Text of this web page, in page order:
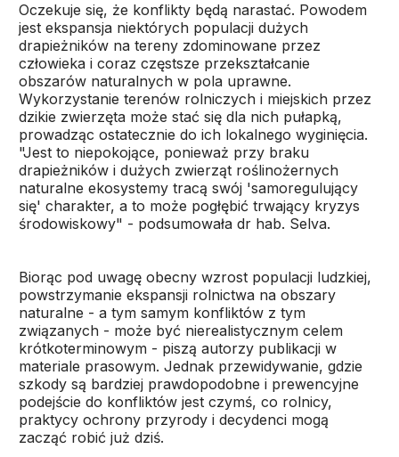
Oczekuje się, że konflikty będą narastać. Powodem
jest ekspansja niektórych populacji dużych
drapieżników na tereny zdominowane przez
człowieka i coraz częstsze przekształcanie
obszarów naturalnych w pola uprawne.
Wykorzystanie terenów rolniczych i miejskich przez
dzikie zwierzęta może stać się dla nich pułapką,
prowadząc ostatecznie do ich lokalnego wyginięcia.
"Jest to niepokojące, ponieważ przy braku
drapieżników i dużych zwierząt roślinożernych
naturalne ekosystemy tracą swój 'samoregulujący
się' charakter, a to może pogłębić trwający kryzys
środowiskowy" - podsumowała dr hab. Selva.
Biorąc pod uwagę obecny wzrost populacji ludzkiej,
powstrzymanie ekspansji rolnictwa na obszary
naturalne - a tym samym konfliktów z tym
związanych - może być nierealistycznym celem
krótkoterminowym - piszą autorzy publikacji w
materiale prasowym. Jednak przewidywanie, gdzie
szkody są bardziej prawdopodobne i prewencyjne
podejście do konfliktów jest czymś, co rolnicy,
praktycy ochrony przyrody i decydenci mogą
zacząć robić już dziś.